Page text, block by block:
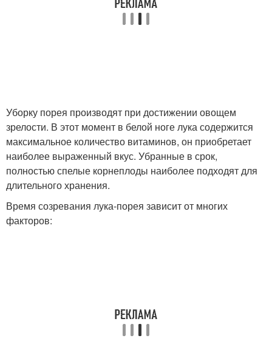
Уборку порея производят при достижении овощем
зрелости. В этот момент в белой ноге лука содержится
максимальное количество витаминов, он приобретает
наиболее выраженный вкус. Убранные в срок,
полностью спелые корнеплоды наиболее подходят для
длительного хранения.
Время созревания лука-порея зависит от многих
факторов: